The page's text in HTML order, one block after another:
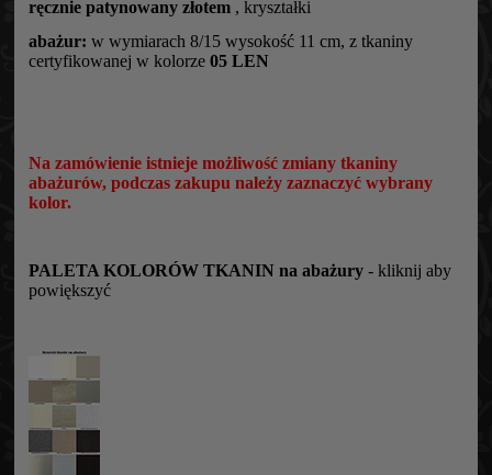
ręcznie patynowany złotem , kryształki
abażur: w wymiarach 8/15 wysokość 11 cm, z tkaniny
certyfikowanej w kolorze 05 LEN
Na zamówienie istnieje możliwość zmiany tkaniny
abażurów, podczas zakupu należy zaznaczyć wybrany
kolor.
PALETA KOLORÓW TKANIN na abażury - kliknij aby
powiększyć